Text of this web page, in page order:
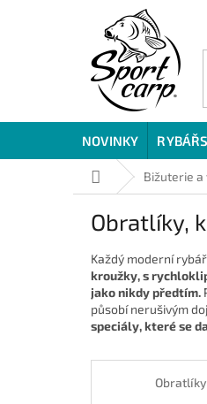
NOVINKY
Domů Bižuterie a
Obratlíky,
Každý moderní
kroužky, s
jako nikdy předtím.
působí nerušivým
speciály, které se
Obratlíky